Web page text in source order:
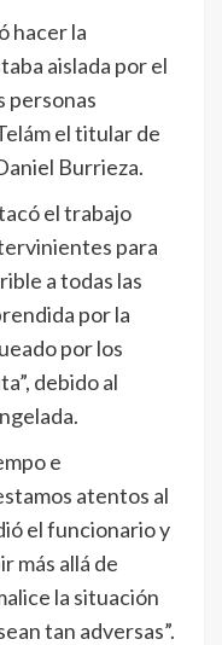
hacer la
aislada por el
personas
el titular de
Burrieza.
el trabajo
para
a todas las
por la
por los
debido al
e
atentos al
el funcionario y
más allá de
la situación
tan adversas”.